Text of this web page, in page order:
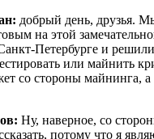
добрый день, друзья.
на этой
Петербурге и
или майнить
со стороны майнинга,
Ну, наверное, со
потому что я